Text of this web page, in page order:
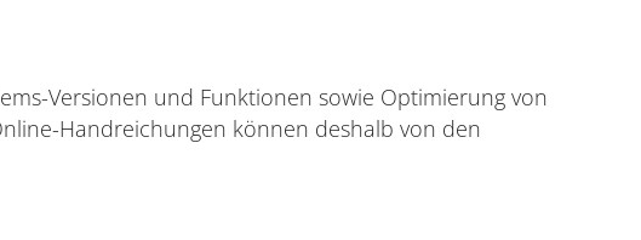
Versionen und Funktionen sowie Optimierung von
Handreichungen können deshalb von den